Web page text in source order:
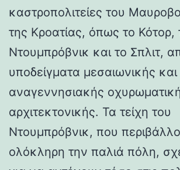
καστροπολιτείες του
της Κροατίας, όπως το Κότορ,
Ντουμπρόβνικ και το Σπλιτ,
υποδείγματα μεσαιωνικής και
αναγεννησιακής
αρχιτεκτονικής. Τα τείχη του
Ντουμπρόβνικ, που
ολόκληρη την παλιά πόλη,